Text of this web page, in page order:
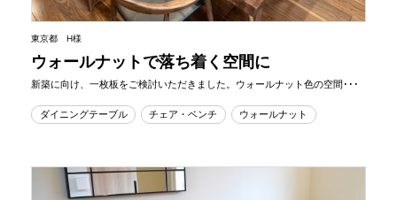
東京都 H様
ウォールナットで落ち着く空間に
新築に向け、一枚板をご検討いただきました。ウォールナット色の空間･･･
ダイニングテーブル チェア・ベンチ ウォールナット